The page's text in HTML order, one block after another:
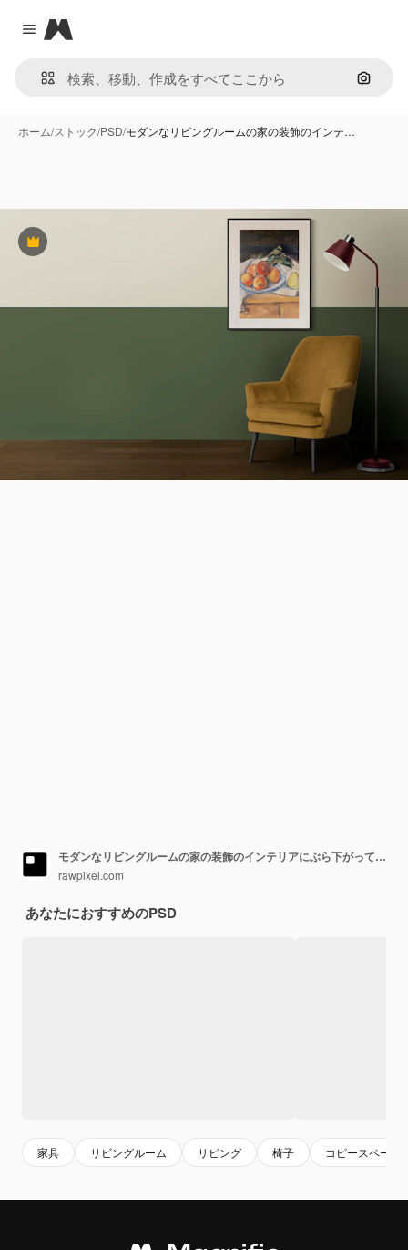
Close menu
Magnific
画像で
ホーム/ストック/PSD/モダンなリビングルームの家の装飾のインテ…
Premium
モダンなリビングルームの家の装飾のインテリアにぶら下がっている額縁モックアップpsd
rawpixel.com
あなたにおすすめのPSD
家具 リビングルーム リビング 椅子 コピースペース